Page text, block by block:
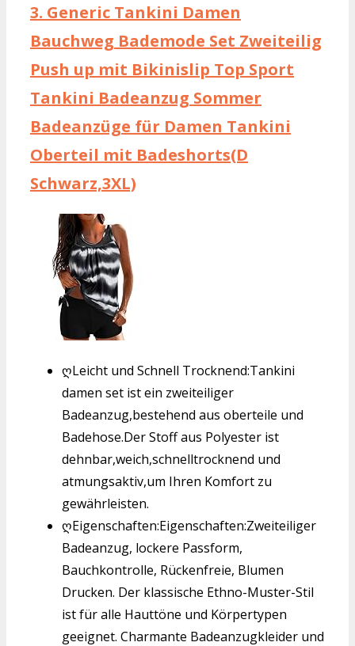
3. Generic Tankini Damen
Bauchweg Bademode Set Zweiteilig
Push up mit Bikinislip Top Sport
Tankini Badeanzug Sommer
Badeanzüge für Damen Tankini
Oberteil mit Badeshorts(D
Schwarz,3XL)
ღLeicht und Schnell Trocknend:Tankini
damen set ist ein zweiteiliger
Badeanzug,bestehend aus oberteile und
Badehose.Der Stoff aus Polyester ist
dehnbar,weich,schnelltrocknend und
atmungsaktiv,um Ihren Komfort zu
gewährleisten.
ღEigenschaften:Eigenschaften:Zweiteiliger
Badeanzug, lockere Passform,
Bauchkontrolle, Rückenfreie, Blumen
Drucken. Der klassische Ethno-Muster-Stil
ist für alle Hauttöne und Körpertypen
geeignet. Charmante Badeanzugkleider und